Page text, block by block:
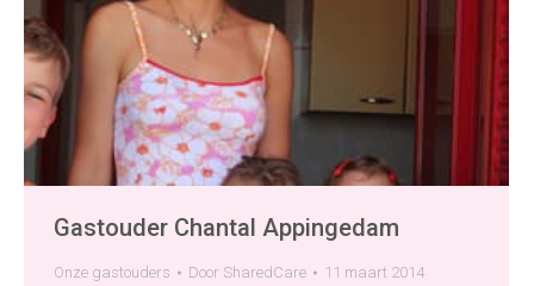
Gastouder Chantal Appingedam
Onze gastouders Door SharedCare 11 maart 2014